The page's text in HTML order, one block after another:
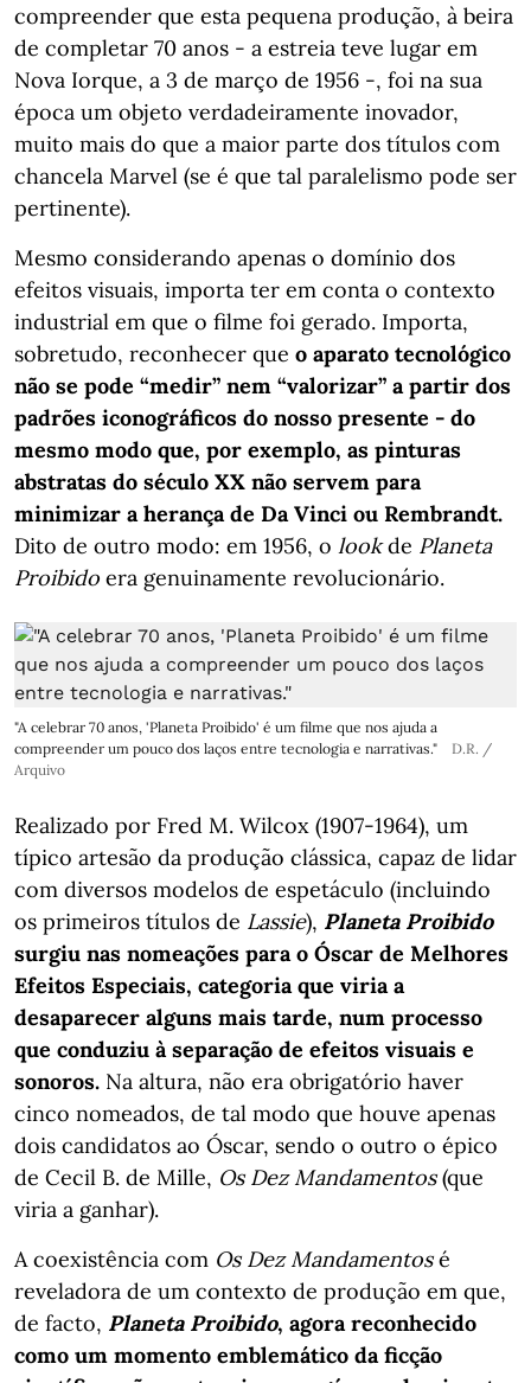
compreender que esta pequena produção, à beira
de completar 70 anos - a estreia teve lugar em
Nova Iorque, a 3 de março de 1956 -, foi na sua
época um objeto verdadeiramente inovador,
muito mais do que a maior parte dos títulos com
chancela Marvel (se é que tal paralelismo pode ser
pertinente).
Mesmo considerando apenas o domínio dos
efeitos visuais, importa ter em conta o contexto
industrial em que o filme foi gerado. Importa,
sobretudo, reconhecer que o aparato tecnológico
não se pode “medir” nem “valorizar” a partir dos
padrões iconográficos do nosso presente - do
mesmo modo que, por exemplo, as pinturas
abstratas do século XX não servem para
minimizar a herança de Da Vinci ou Rembrandt.
Dito de outro modo: em 1956, o lookde Planeta
Proibido era genuinamente revolucionário.
"A celebrar 70 anos, 'Planeta Proibido' é um filme que nos ajuda a
compreender um pouco dos laços entre tecnologia e narrativas."
D.R. /
Arquivo
Realizado por Fred M. Wilcox (1907-1964), um
típico artesão da produção clássica, capaz de lidar
com diversos modelos de espetáculo (incluindo
os primeiros títulos de Lassie), Planeta Proibido
surgiu nas nomeações para o Óscar de Melhores
Efeitos Especiais, categoria que viria a
desaparecer alguns mais tarde, num processo
que conduziu à separação de efeitos visuais e
sonoros. Na altura, não era obrigatório haver
cinco nomeados, de tal modo que houve apenas
dois candidatos ao Óscar, sendo o outro o épico
de Cecil B. de Mille, Os Dez Mandamentos(que
viria a ganhar).
A coexistência com Os Dez Mandamentosé
reveladora de um contexto de produção em que,
de facto, Planeta Proibido, agora reconhecido
como um momento emblemático da ficção